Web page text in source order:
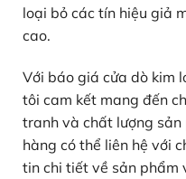
loại bỏ các tín hiệu giả
cao.
Với báo giá cửa dò kim
tôi cam kết mang đến
tranh và chất lượng
hàng có thể liên hệ với
tin chi tiết về sản phẩm